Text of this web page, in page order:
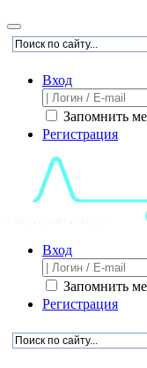
Вход
Запомнить
Регистрация
Вход
Запомнить
Регистрация